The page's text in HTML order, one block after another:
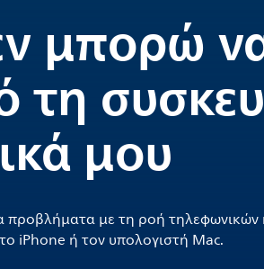
μπορώ
τη
μου
προβλήματα με τη ροή
iPhone ή τον υπολογιστή Mac.